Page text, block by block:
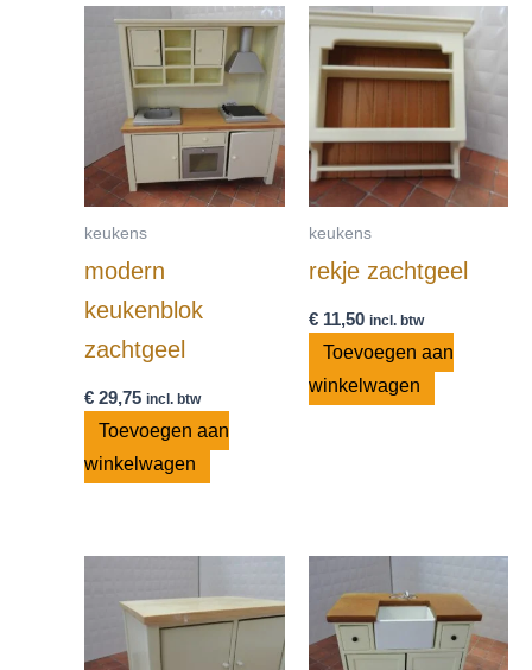
keukens
modern
keukenblok
zachtgeel
€ 29,75 incl. btw
Toevoegen aan
winkelwagen
keukens
rekje zachtgeel
€11,50 incl. btw
Toevoegen aan
winkelwagen